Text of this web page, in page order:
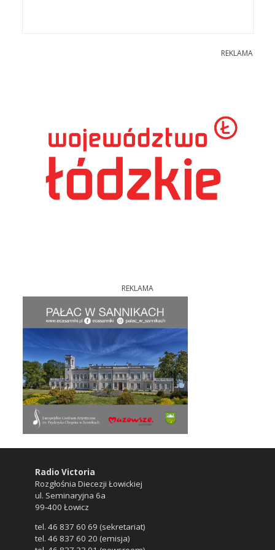
REKLAMA
REKLAMA
Radio Victoria
Rozgłośnia Diecezji Łowickiej
ul. Seminaryjna 6a
99-400 Łowicz
tel. 46 837 60 69 (sekretariat)
tel. 46 837 60 20 (emisja)